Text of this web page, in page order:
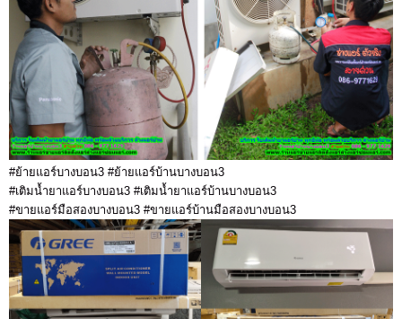
#ย้ายแอร์บางบอน3 #ย้ายแอร์บ้านบางบอน3
#เติมน้ำยาแอร์บางบอน3 #เติมน้ำยาแอร์บ้านบางบอน3
#ขายแอร์มือสองบางบอน3 #ขายแอร์บ้านมือสองบางบอน3